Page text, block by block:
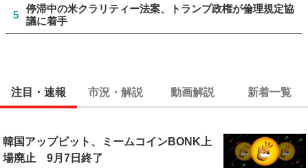
5
停滞中の米クラリティー法案、トランプ政権が倫理規定協
議に着手
注目・速報 市況・解説 動画解説 新着一覧
韓国アップビット、ミームコインBONK上
場廃止 9月7日終了